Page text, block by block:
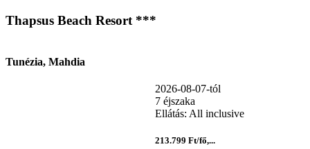
Thapsus Beach Resort ***
Tunézia, Mahdia
2026-08-07-tól
7 éjszaka
Ellátás: All inclusive
213.799 Ft/fő,...